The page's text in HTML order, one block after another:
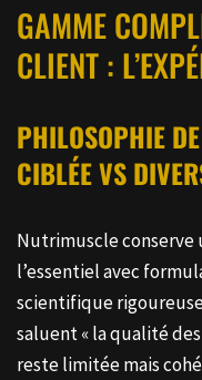
GAMME
CLIENT :
PHILOSOPHIE
CIBLÉE VS
Nutrimuscle conserve
l’essentiel avec
scientifique
saluent « la qualité
reste limitée mais